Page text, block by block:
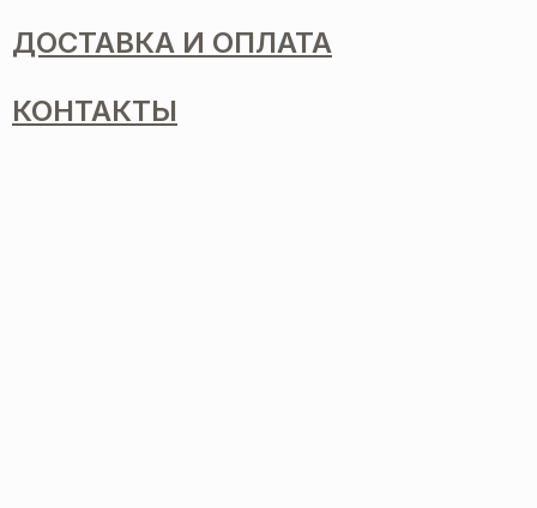
ДОСТАВКА И ОПЛАТА
КОНТАКТЫ